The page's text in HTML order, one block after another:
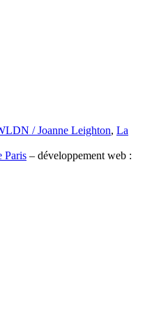
/ Joanne Leighton, La
Paris – développement web :